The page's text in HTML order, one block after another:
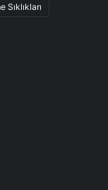
Sıklıkları